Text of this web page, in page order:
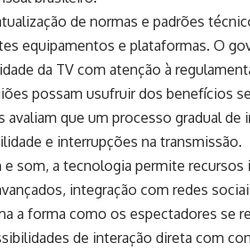
de normas e padrões
equipamentos e plataformas. O
da TV com atenção à
possam usufruir dos benefícios
que um processo gradual de
e interrupções na transmissão.
e som, a tecnologia permite
integração com redes
a forma como os espectadores se
de interação direta com